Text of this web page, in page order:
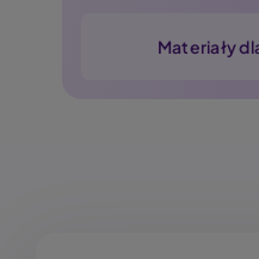
Materiały